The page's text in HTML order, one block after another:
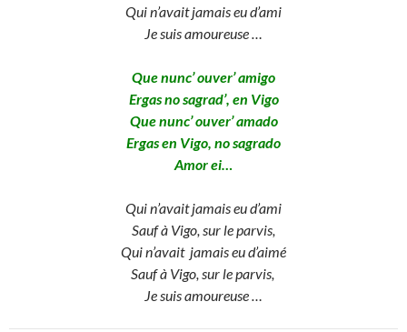
Qui n’avait jamais eu d’ami
Je suis amoureuse …
Que nunc’ ouver’ amigo
Ergas no sagrad’, en Vigo
Que nunc’ ouver’ amado
Ergas en Vigo, no sagrado
Amor ei…
Qui n’avait jamais eu d’ami
Sauf à Vigo, sur le parvis,
Qui n’avait jamais eu d’aimé
Sauf à Vigo, sur le parvis,
Je suis amoureuse …